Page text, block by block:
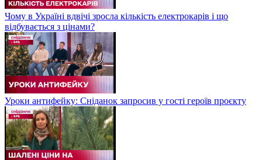
Чому в Україні вдвічі зросла кількість електрокарів і що
відбувається з цінами?
Уроки антифейку: Сніданок запросив у гості героїв проєкту